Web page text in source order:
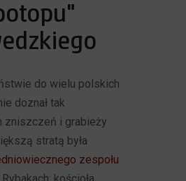
do wielu polskich
doznał tak
zniszczeń i grabieży
stratą była
zespołu